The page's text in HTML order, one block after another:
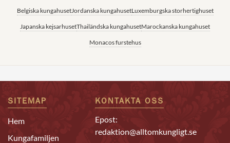
Belgiska kungahusetJordanska kungahusetLuxemburgska storhertighuset
Japanska kejsarhusetThailändska kungahusetMarockanska kungahuset
Monacos furstehus
SITEMAP
Hem
Kungafamiljen
KONTAKTA OSS
Epost:
redaktion@alltomkungligt.se